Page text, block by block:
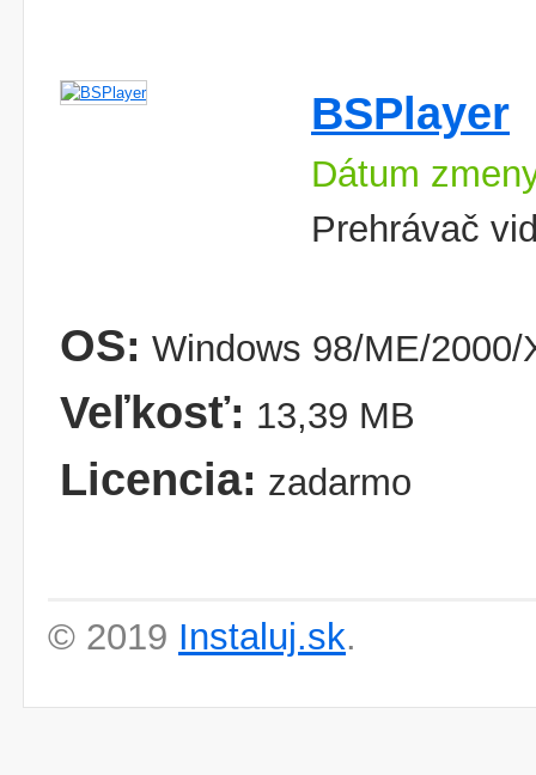
BSPlayer
Dátum
Prehrávač
OS: Windows 98/ME/2000/
Veľkosť: 13,39 MB
Licencia: zadarmo
© 2019 Instaluj.sk.